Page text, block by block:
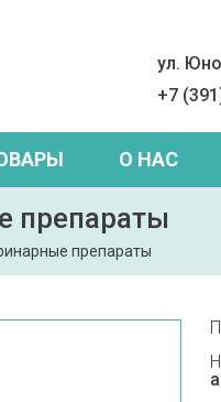
ул.
+7
О НАС
препараты
препараты